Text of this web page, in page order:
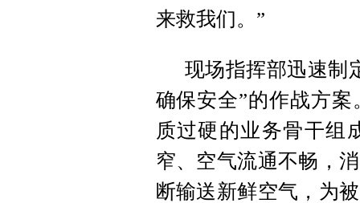
来救我们。”
现场指挥部迅速制
确保安全”的作战方
质过硬的业务骨干组
窄、空气流通不畅，
断输送新鲜空气，为